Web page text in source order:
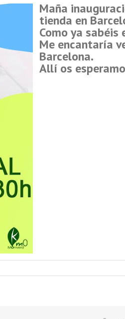
Maña
tienda en
Como ya
Me encantaría
Barcelona.
Allí os